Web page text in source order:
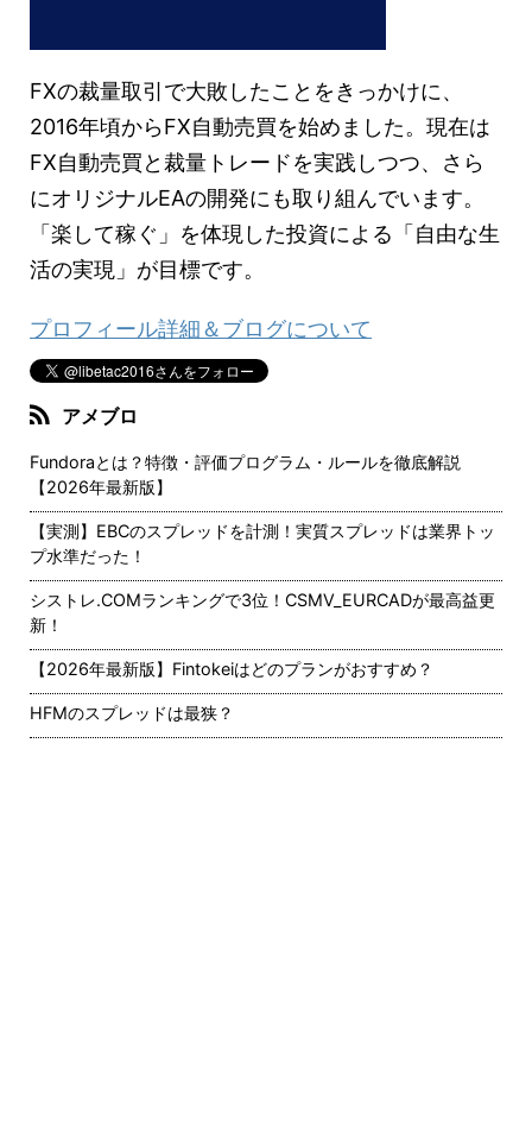
FXの裁量取引で大敗したことをきっかけに、
2016年頃からFX自動売買を始めました。現在は
FX自動売買と裁量トレードを実践しつつ、さら
にオリジナルEAの開発にも取り組んでいます。
「楽して稼ぐ」を体現した投資による「自由な生
活の実現」が目標です。
プロフィール詳細＆ブログについて
アメブロ
Fundoraとは？特徴・評価プログラム・ルールを徹底解説
【2026年最新版】
【実測】EBCのスプレッドを計測！実質スプレッドは業界トッ
プ水準だった！
シストレ.COMランキングで3位！CSMV_EURCADが最高益更
新！
【2026年最新版】Fintokeiはどのプランがおすすめ？
HFMのスプレッドは最狭？